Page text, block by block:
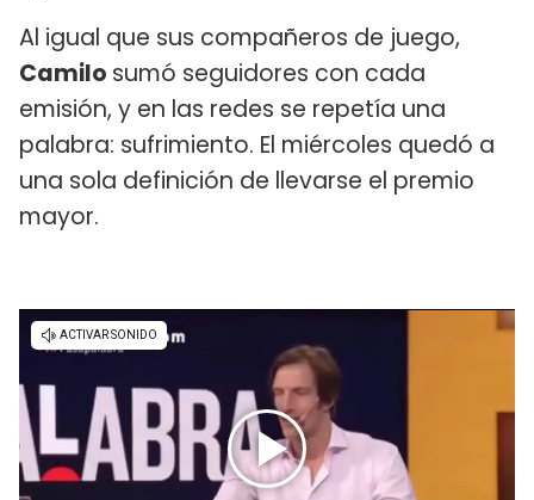
Al igual que sus compañeros de juego,
Camilo sumó seguidores con cada
emisión, y en las redes se repetía una
palabra: sufrimiento. El miércoles quedó a
una sola definición de llevarse el premio
mayor.